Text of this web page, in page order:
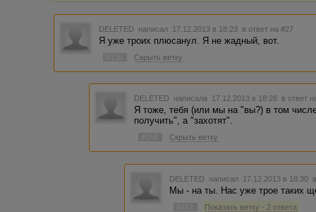
DELETED написал 17.12.2013 в 18:23 в ответ на #27
Я уже троих плюсанул. Я не жадный, вот.
Скрыть ветку
DELETED написала 17.12.2013 в 18:28 в ответ
Я тоже, тебя (или мы на "вы?) в том
получить", а "захотят".
Скрыть ветку
DELETED написал 17.12.2013 в 18:30
Мы - на ты. Нас уже трое таких
Показать ветку - 2 ответа